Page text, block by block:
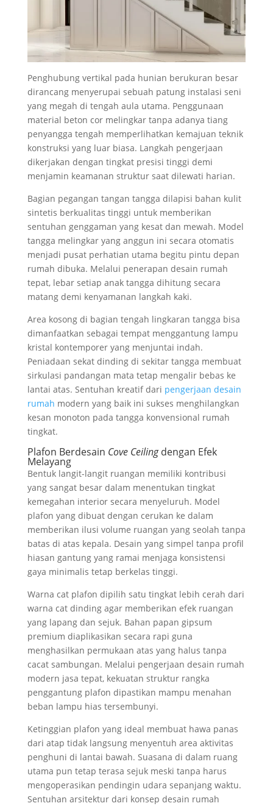
Penghubung vertikal pada hunian berukuran besar
dirancang menyerupai sebuah patung instalasi seni
yang megah di tengah aula utama. Penggunaan
material beton cor melingkar tanpa adanya tiang
penyangga tengah memperlihatkan kemajuan teknik
konstruksi yang luar biasa. Langkah pengerjaan
dikerjakan dengan tingkat presisi tinggi demi
menjamin keamanan struktur saat dilewati harian.
Bagian pegangan tangan tangga dilapisi bahan kulit
sintetis berkualitas tinggi untuk memberikan
sentuhan genggaman yang kesat dan mewah. Model
tangga melingkar yang anggun ini secara otomatis
menjadi pusat perhatian utama begitu pintu depan
rumah dibuka. Melalui penerapan desain rumah
tepat, lebar setiap anak tangga dihitung secara
matang demi kenyamanan langkah kaki.
Area kosong di bagian tengah lingkaran tangga bisa
dimanfaatkan sebagai tempat menggantung lampu
kristal kontemporer yang menjuntai indah.
Peniadaan sekat dinding di sekitar tangga membuat
sirkulasi pandangan mata tetap mengalir bebas ke
lantai atas. Sentuhan kreatif dari pengerjaan desain
rumah modern yang baik ini sukses menghilangkan
kesan monoton pada tangga konvensional rumah
tingkat.
Plafon Berdesain Cove Ceilingdengan Efek
Melayang
Bentuk langit-langit ruangan memiliki kontribusi
yang sangat besar dalam menentukan tingkat
kemegahan interior secara menyeluruh. Model
plafon yang dibuat dengan cerukan ke dalam
memberikan ilusi volume ruangan yang seolah tanpa
batas di atas kepala. Desain yang simpel tanpa profil
hiasan gantung yang ramai menjaga konsistensi
gaya minimalis tetap berkelas tinggi.
Warna cat plafon dipilih satu tingkat lebih cerah dari
warna cat dinding agar memberikan efek ruangan
yang lapang dan sejuk. Bahan papan gipsum
premium diaplikasikan secara rapi guna
menghasilkan permukaan atas yang halus tanpa
cacat sambungan. Melalui pengerjaan desain rumah
modern jasa tepat, kekuatan struktur rangka
penggantung plafon dipastikan mampu menahan
beban lampu hias tersembunyi.
Ketinggian plafon yang ideal membuat hawa panas
dari atap tidak langsung menyentuh area aktivitas
penghuni di lantai bawah. Suasana di dalam ruang
utama pun tetap terasa sejuk meski tanpa harus
mengoperasikan pendingin udara sepanjang waktu.
Sentuhan arsitektur dari konsep desain rumah